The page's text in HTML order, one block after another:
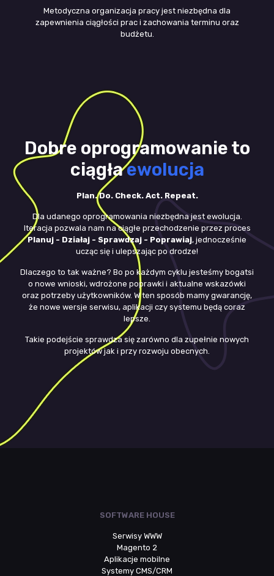
Metodyczna organizacja pracy jest niezbędna dla
zapewnienia ciągłości prac i zachowania terminu oraz
budżetu.
Dobre oprogramowanie to
ciągłaewolucja
Plan. Do. Check. Act. Repeat.
Dla udanego oprogramowania niezbędna jest ewolucja.
Iteracja pozwala nam na ciągłe przechodzenie przez proces
Planuj - Działaj - Sprawdzaj - Poprawiaj, jednocześnie
ucząc się i ulepszając po drodze!
Dlaczego to tak ważne? Bo po każdym cyklu jesteśmy bogatsi
o nowe wnioski, wdrożone poprawki i aktualne wskazówki
oraz potrzeby użytkowników. W ten sposób mamy gwarancję,
że nowe wersje serwisu, aplikacji czy systemu będą coraz
lepsze.
Takie podejście sprawdza się zarówno dla zupełnie nowych
projektów jak i przy rozwoju obecnych.
SOFTWARE HOUSE
Serwisy WWW
Magento 2
Aplikacje mobilne
Systemy CMS/CRM